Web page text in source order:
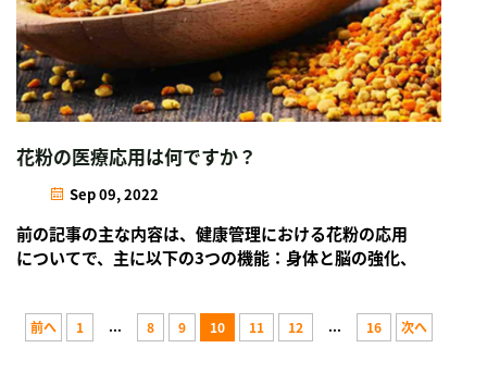
花粉の医療応用は何ですか？
Sep 09, 2022
前の記事の主な内容は、健康管理における花粉の応用
についてで、主に以下の3つの機能：身体と脳の強化、
前へ 1 ... 8 9 10 11 12 ... 16 次へ